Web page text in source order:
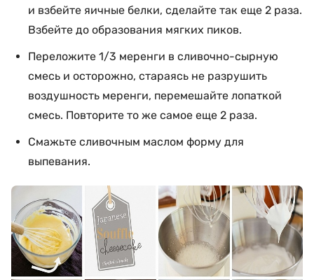
и взбейте яичные белки, сделайте так еще 2 раза.
Взбейте до образования мягких пиков.
Переложите 1/3 меренги в сливочно-сырную
смесь и осторожно, стараясь не разрушить
воздушность меренги, перемешайте лопаткой
смесь. Повторите то же самое еще 2 раза.
Смажьте сливочным маслом форму для
выпевания.